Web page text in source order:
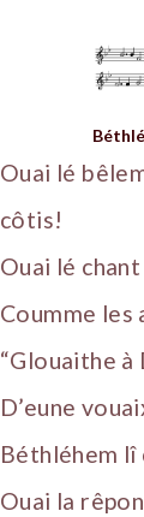
Ouai lé
côtis!
Ouai lé
Coumme les
“Glouaithe à
D’eune
Béthléhem lî
Ouai la